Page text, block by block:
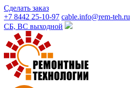
Сделать заказ
+7 8442 25-10-97 cable.info@rem-teh.ru
СБ, ВС выходной